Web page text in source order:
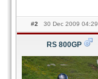
#2 30 Dec 2009 04:29
RS 800GP